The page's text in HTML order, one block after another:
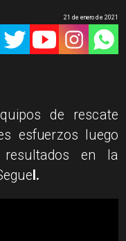
21 de enero de 2021
de rescate
esfuerzos luego
en la
l.